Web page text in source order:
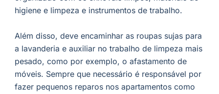
higiene e limpeza e instrumentos de trabalho.
Além disso, deve encaminhar as roupas sujas para
a lavanderia e auxiliar no trabalho de limpeza mais
pesado, como por exemplo, o afastamento de
móveis. Sempre que necessário é responsável por
fazer pequenos reparos nos apartamentos como